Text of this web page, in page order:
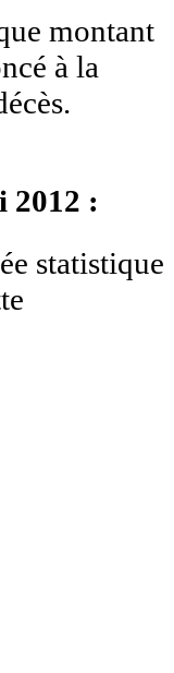
montant
à la
2012 :
statistique